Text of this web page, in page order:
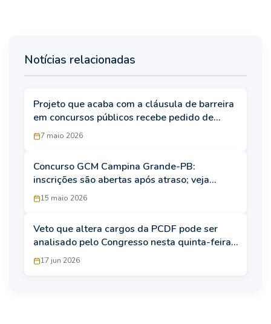
Notícias relacionadas
Projeto que acaba com a cláusula de barreira
em concursos públicos recebe pedido de
urgência na Câmara
7 maio 2026
Concurso GCM Campina Grande-PB:
inscrições são abertas após atraso; veja
retificação
15 maio 2026
Veto que altera cargos da PCDF pode ser
analisado pelo Congresso nesta quinta-feira
(18)
17 jun 2026